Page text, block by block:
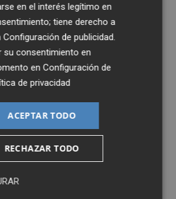
en el interés legítimo en
tiene derecho a
Configuración de publicidad
su consentimiento en
enConfiguración de
de privacidad
ACEPTAR TODO
RECHAZAR TODO